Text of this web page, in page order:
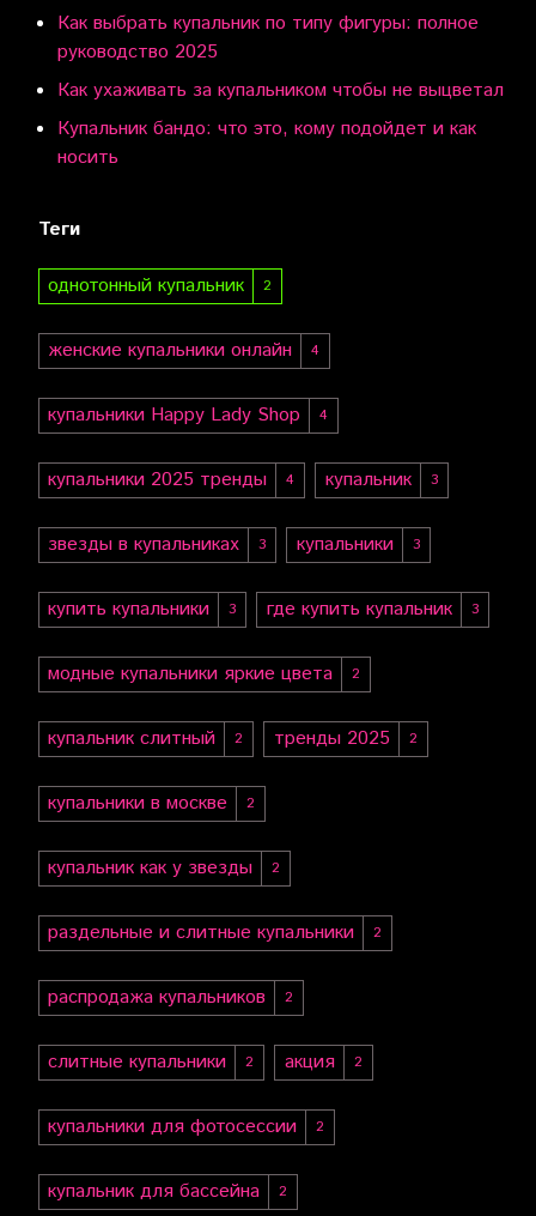
Как выбрать купальник по типу фигуры: полное
руководство 2025
Как ухаживать за купальником чтобы не выцветал
Купальник бандо: что это, кому подойдет и как
носить
Теги
однотонный купальник 2
женские купальники онлайн 4
купальники Happy Lady Shop 4
купальники 2025 тренды 4 купальник 3
звезды в купальниках 3 купальники 3
купить купальники 3 где купить купальник 3
модные купальники яркие цвета 2
купальник слитный 2 тренды 2025 2
купальники в москве 2
купальник как у звезды 2
раздельные и слитные купальники 2
распродажа купальников 2
слитные купальники 2 акция 2
купальники для фотосессии 2
купальник для бассейна 2